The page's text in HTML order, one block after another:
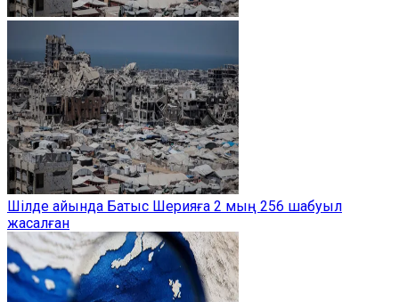
Шілде айында Батыс Шерияға 2 мың 256 шабуыл
жасалған